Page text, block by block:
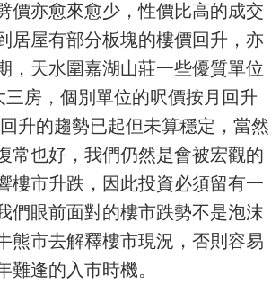
價亦愈來愈少，性價比高的成交
居屋有部分板塊的樓價回升，亦
，天水圍嘉湖山莊一些優質單位
三房，個別單位的呎價按月回升
升的趨勢已起但未算穩定，當然
常也好，我們仍然是會被宏觀的
樓市升跌，因此投資必須留有一
們眼前面對的樓市跌勢不是泡沫
熊市去解釋樓市現況，否則容易
難逢的入市時機。